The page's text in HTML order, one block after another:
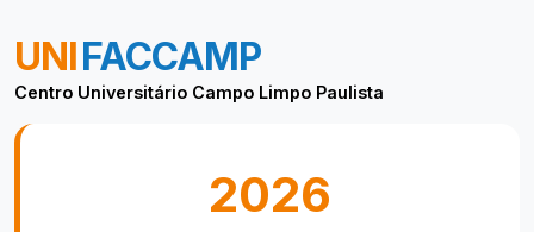
UNIFACCAMP
Centro Universitário Campo Limpo Paulista
2026